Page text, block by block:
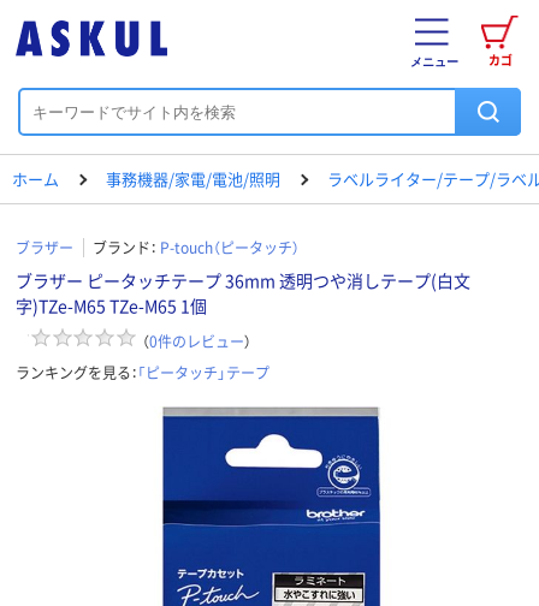
カゴ
メニュー
ホーム 事務機器/家電/電池/照明 ラベルライター/テープ/ラベ
ブラザー ブランド： P-touch（ピータッチ）
ブラザー ピータッチテープ 36mm 透明つや消しテープ(白文
字)TZe-M65 TZe-M65 1個
（0件のレビュー）
ランキングを見る：「ピータッチ」テープ